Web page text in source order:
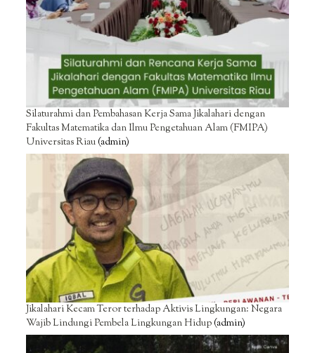
Silaturahmi dan Pembahasan Kerja Sama Jikalahari dengan
Fakultas Matematika dan Ilmu Pengetahuan Alam (FMIPA)
Universitas Riau(admin)
Jikalahari Kecam Teror terhadap Aktivis Lingkungan: Negara
Wajib Lindungi Pembela Lingkungan Hidup(admin)